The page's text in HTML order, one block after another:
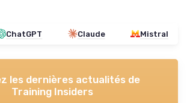
ChatGPT Claude Mistral
les dernières actualités de
Training Insiders